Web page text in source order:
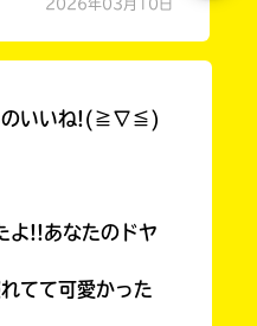
2026年03月10日
のいいね!(≧∇≦)
よ!!あなたのドヤ
てて可愛かった